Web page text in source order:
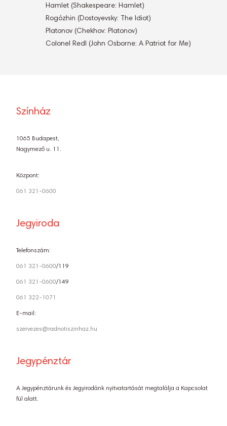
Hamlet (Shakespeare: Hamlet)
Rogózhin (Dostoyevsky: The Idiot)
Platonov (Chekhov: Platonov)
Colonel Redl (John Osborne: A Patriot for Me)
Színház
1065 Budapest,
Nagymező u. 11.
Központ:
061 321-0600
Jegyiroda
Telefonszám:
061 321-0600/119
061 321-0600/149
061 322-1071
E-mail:
szervezes@radnotiszinhaz.hu
Jegypénztár
A Jegypénztárunk és Jegyirodánk nyitvatartását megtalálja a Kapcsolat
fül alatt.